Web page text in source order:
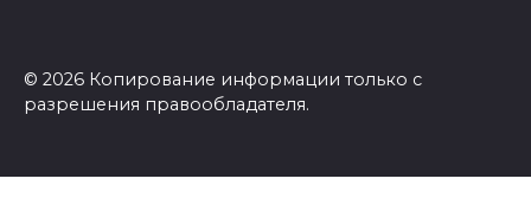
© 2026 Копирование информации только с
разрешения правообладателя.